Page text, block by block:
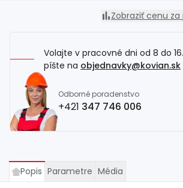
Zobraziť cenu
Volajte v pracovné dni od 8 do
píšte na objednavky@kovian.sk
Odborné poradenstvo
+421 347 746 006
Popis Parametre Média